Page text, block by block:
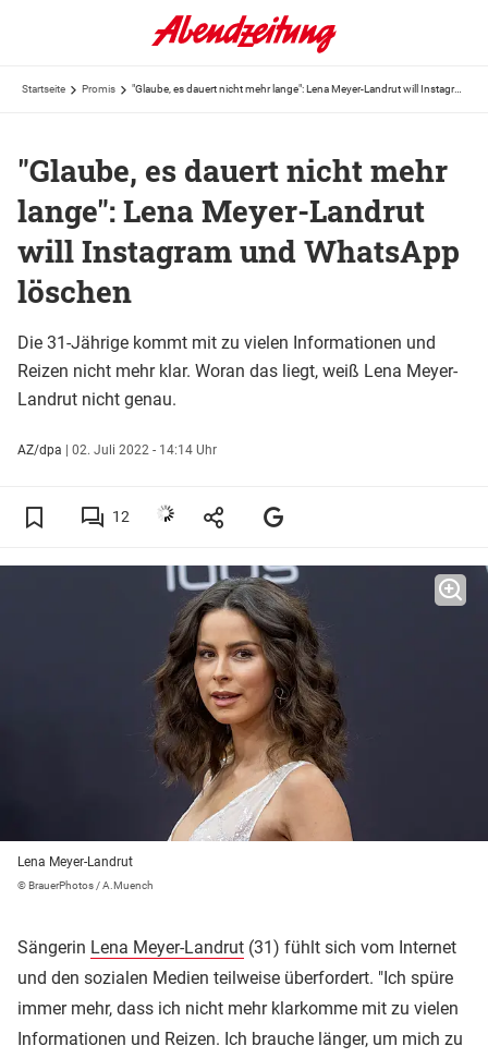
Startseite Promis "Glaube, es dauert nicht mehr lange": Lena Meyer-Landrut will Instagram und WhatsApp löschen
"Glaube, es dauert nicht mehr
lange": Lena Meyer-Landrut
will Instagram und WhatsApp
löschen
Die 31-Jährige kommt mit zu vielen Informationen und
Reizen nicht mehr klar. Woran das liegt, weiß Lena Meyer-
Landrut nicht genau.
AZ/dpa | 02. Juli 2022 - 14:14 Uhr
12
Lena Meyer-Landrut
© BrauerPhotos / A.Muench
Sängerin Lena Meyer-Landrut (31) fühlt sich vom Internet
und den sozialen Medien teilweise überfordert. "Ich spüre
immer mehr, dass ich nicht mehr klarkomme mit zu vielen
Informationen und Reizen. Ich brauche länger, um mich zu